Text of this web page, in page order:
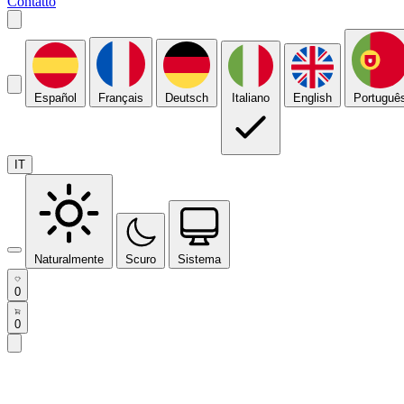
Español Français Deutsch Italiano English
IT
Naturalmente Scuro Sistema
0
0